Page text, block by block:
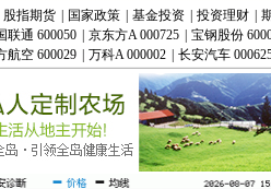
股指期货 国家政策 基金投资 投资理财
联通 600050 京东方A 000725 宝钢股份
航空 600029 万科A 000002 长安汽车